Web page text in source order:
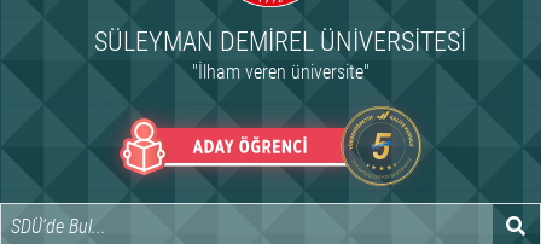
SÜLEYMAN DEMIREL ÜNIVERSITESI
"İlham veren üniversite"
İDARİ
ARAŞTIRMA
INTERNATIONAL